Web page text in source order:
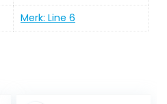
Merk: Line 6